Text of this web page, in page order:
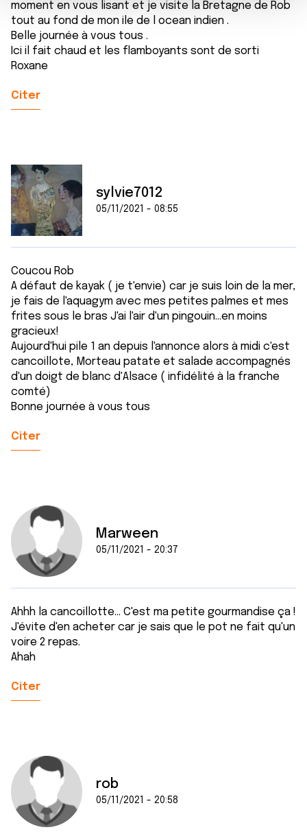
partageons également des informations sur l'utilisation de
notre site avec nos partenaires de médias sociaux, de
publicité et d'analyse, qui peuvent combiner celles-ci
avec d'autres informations que vous leur avez fournies
services.
moment en vous lisant et je visite la Bretagne de Rob
tout au fond de mon ile de l ocean indien .
Belle journée à vous tous .
Ici il fait chaud et les flamboyants sont de sorti
Roxane
Citer
sylvie7012
05/11/2021 - 08:55
Coucou Rob
A défaut de kayak ( je t'envie) car je suis loin de la mer,
je fais de l'aquagym avec mes petites palmes et mes
frites sous le bras J'ai l'air d'un pingouin...en moins
gracieux!
Aujourd'hui pile 1 an depuis l'annonce alors à midi c'est
cancoillote, Morteau patate et salade accompagnés
d'un doigt de blanc d'Alsace ( infidélité à la franche
comté)
Bonne journée à vous tous
Citer
Marween
05/11/2021 - 20:37
Ahhh la cancoillotte... C'est ma petite gourmandise ça !
J'évite d'en acheter car je sais que le pot ne fait qu'un
voire 2 repas.
Ahah
Citer
rob
05/11/2021 - 20:58